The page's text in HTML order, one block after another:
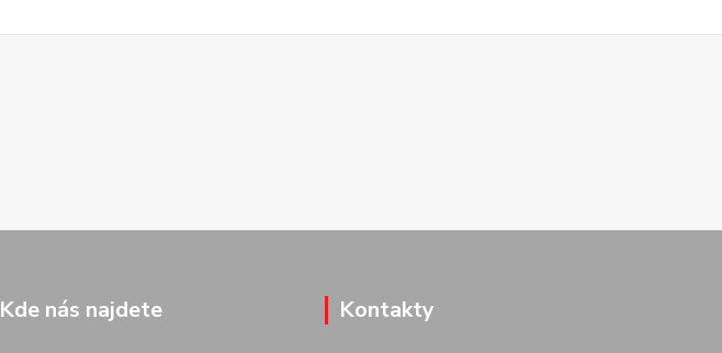
Kde nás najdete Kontakty